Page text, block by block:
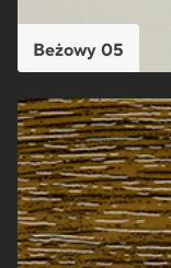
Beżowy 05